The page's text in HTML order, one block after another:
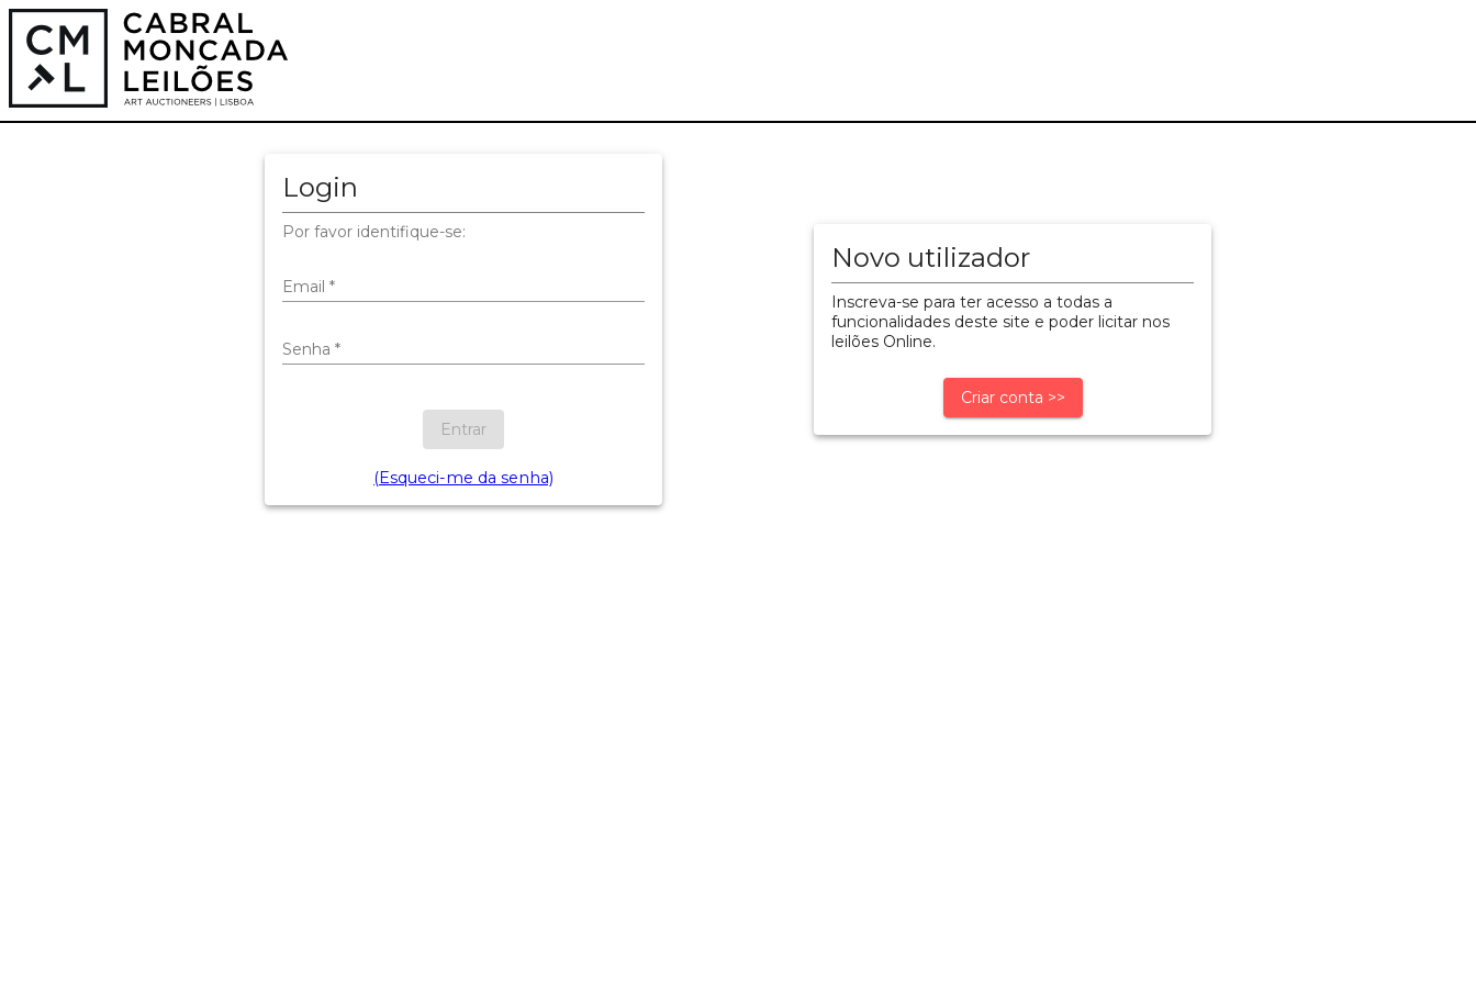
Login
Por favor identifique-se:
Email *
Senha *
Entrar
(Esqueci-me da senha)
Novo utilizador
Inscreva-se para ter acesso a todas a
funcionalidades deste site e poder licitar nos
leilões Online.
Criar conta >>